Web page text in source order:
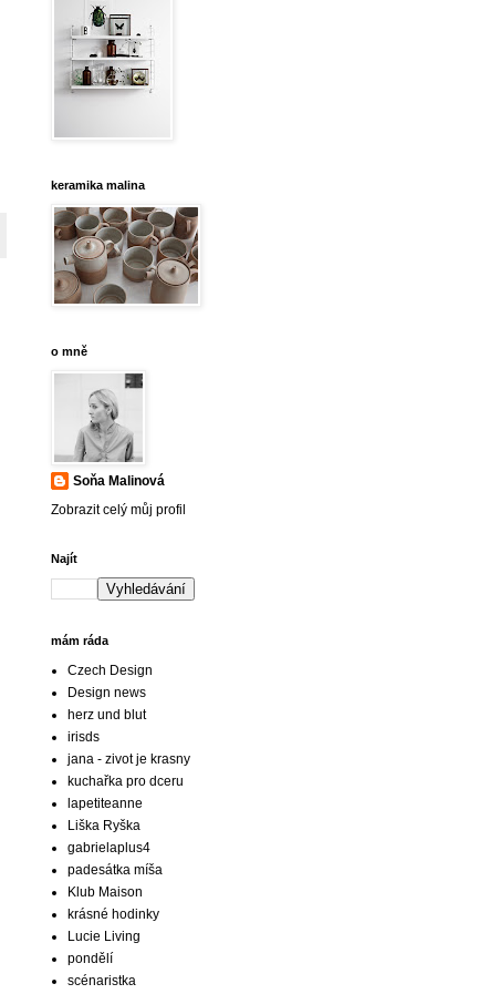
keramika malina
o mně
Soňa Malinová
Zobrazit celý můj profil
Najít
mám ráda
Czech Design
Design news
herz und blut
irisds
jana - zivot je krasny
kuchařka pro dceru
lapetiteanne
Liška Ryška
gabrielaplus4
padesátka míša
Klub Maison
krásné hodinky
Lucie Living
pondělí
scénaristka